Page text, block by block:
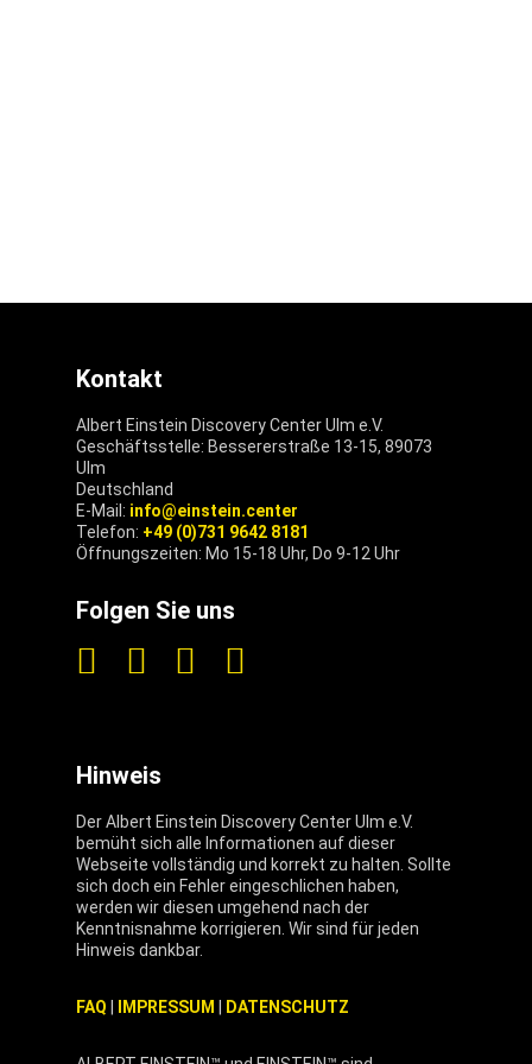
Kontakt
Albert Einstein Discovery Center Ulm e.V.
Geschäftsstelle: Bessererstraße 13-15, 89073
Ulm
Deutschland
E-Mail: info@einstein.center
Telefon: +49 (0)731 9642 8181
Öffnungszeiten: Mo 15-18 Uhr, Do 9-12 Uhr
Folgen Sie uns
Hinweis
Der Albert Einstein Discovery Center Ulm e.V.
bemüht sich alle Informationen auf dieser
Webseite vollständig und korrekt zu halten. Sollte
sich doch ein Fehler eingeschlichen haben,
werden wir diesen umgehend nach der
Kenntnisnahme korrigieren. Wir sind für jeden
Hinweis dankbar.
FAQ IMPRESSUM DATENSCHUTZ